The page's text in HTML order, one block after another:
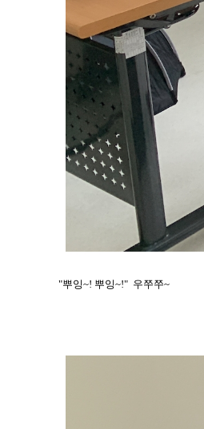
"뿌잉~! 뿌잉~!" 우쭈쭈~